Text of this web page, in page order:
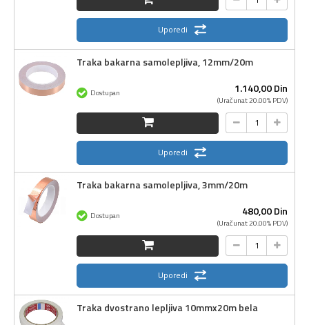
Uporedi
Traka bakarna samolepljiva, 12mm/20m
1.140,00Din
(Uračunat 20.00% PDV)
Dostupan
Uporedi
Traka bakarna samolepljiva, 3mm/20m
480,00Din
(Uračunat 20.00% PDV)
Dostupan
Uporedi
Traka dvostrano lepljiva 10mmx20m bela